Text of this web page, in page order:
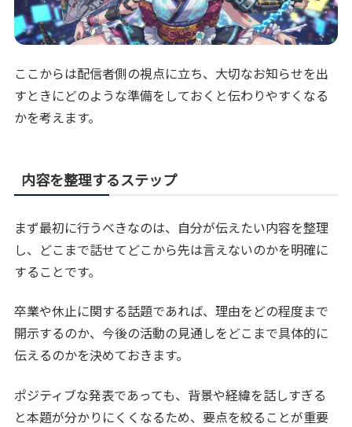
ここからは配信者側の視点に立ち、大切なお知らせを出
すときにどのような準備をしておくと伝わりやすくなる
かを考えます。
内容を整理するステップ
まず最初に行うべきなのは、自分が伝えたい内容を整理
し、どこまで話せてどこから先は言えないのかを明確に
することです。
卒業や休止に関する話題であれば、理由をどの程度まで
開示するのか、今後の活動の見通しをどこまで具体的に
伝えるのかを決めておきます。
ポジティブな発表であっても、背景や経緯を話しすぎる
と本題が分かりにくくなるため、要点を絞ることが重要